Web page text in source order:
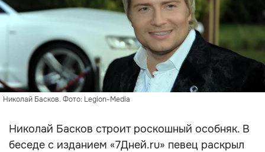
Николай Басков. Фото: Legion-Media
Николай Басков строит роскошный особняк. В
беседе с изданием «7Дней.ru» певец раскрыл